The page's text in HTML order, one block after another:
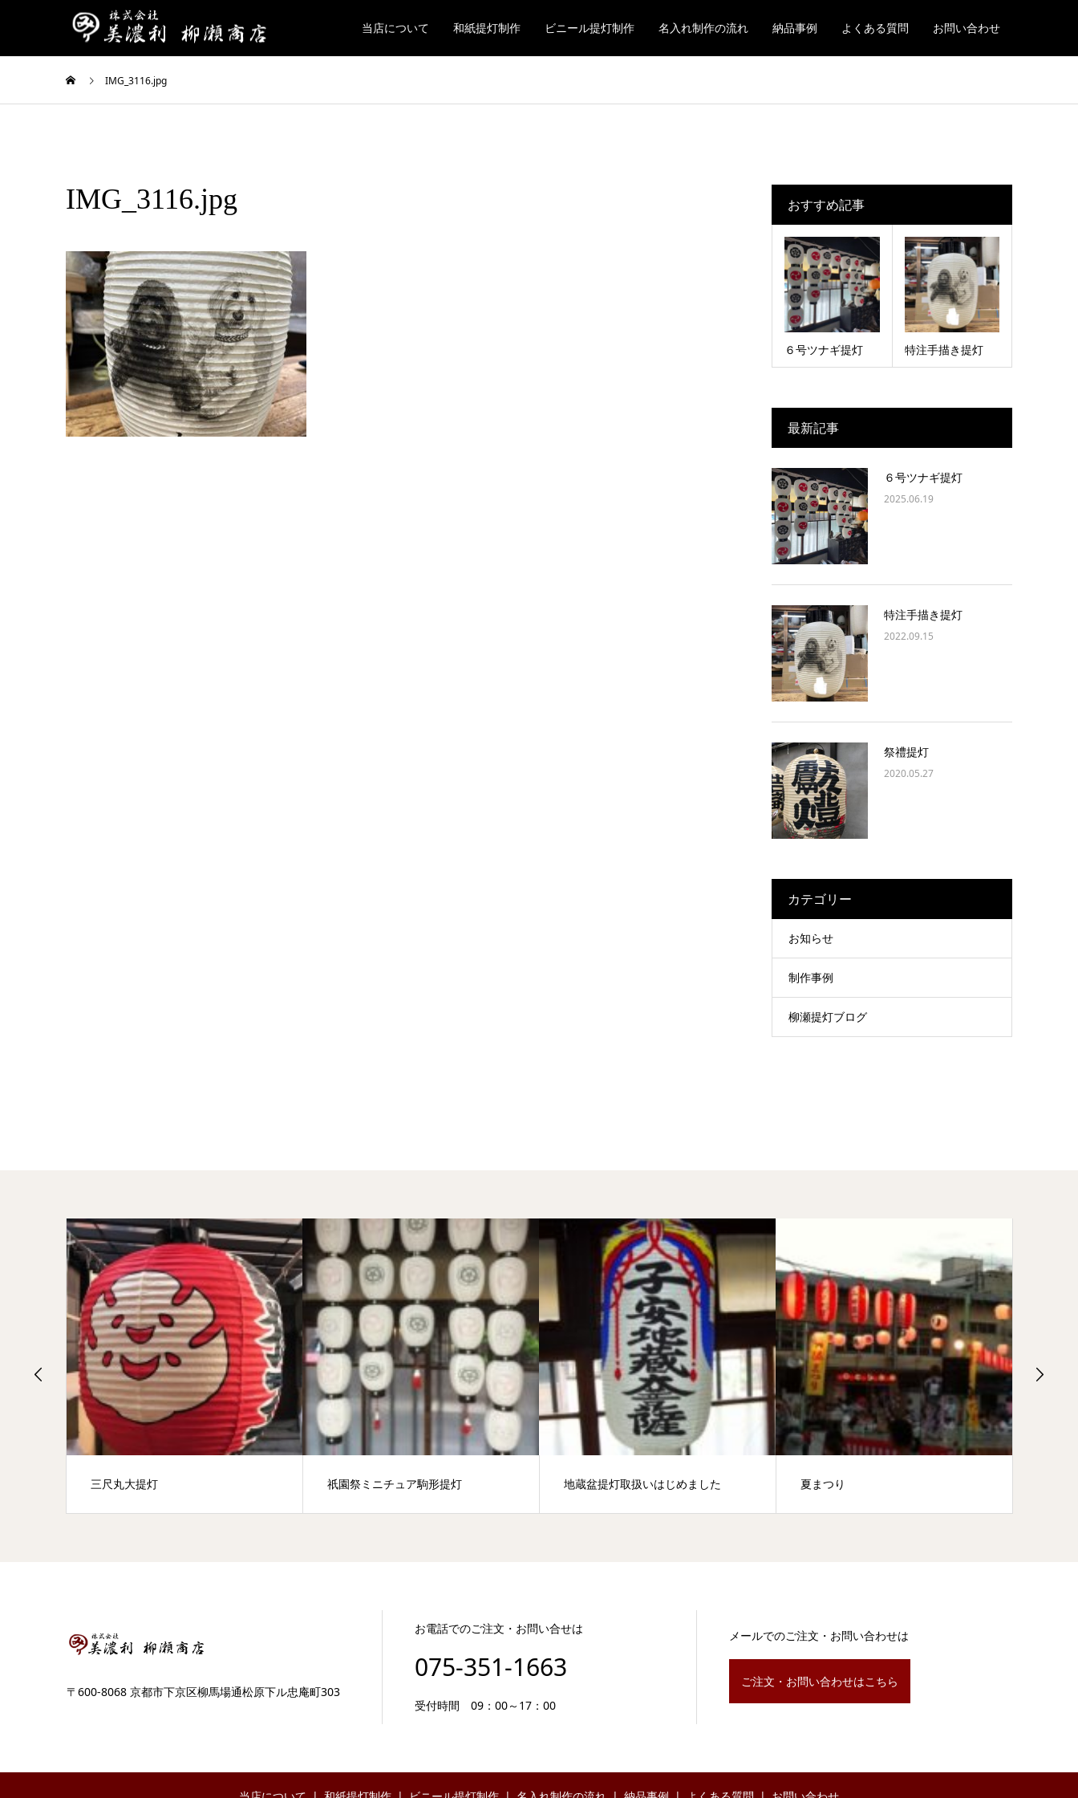
当店について 和紙提灯制作 ビニール提灯制作 名入れ制作の流れ 納品事例 よくある質問 お問い合わせ
IMG_3116.jpg
IMG_3116.jpg おすすめ記事
６号ツナギ提灯 特注手描き提灯
最新記事
６号ツナギ提灯
2025.06.19
特注手描き提灯
2022.09.15
祭禮提灯
2020.05.27
カテゴリー
お知らせ
制作事例
柳瀬提灯ブログ
三尺丸大提灯 祇園祭ミニチュア駒形提灯 地蔵盆提灯取扱いはじめました 夏まつり
〒600-8068 京都市下京区柳馬場通松原下ル忠庵町303
お電話でのご注文・お問い合せは
075-351-1663
受付時間 09：00～17：00
メールでのご注文・お問い合わせは
ご注文・お問い合わせはこちら